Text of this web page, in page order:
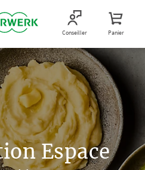
Conseiller Panier
Espace